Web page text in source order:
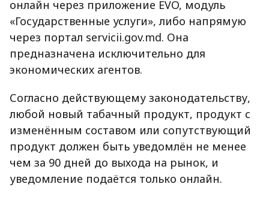
онлайн через приложение EVO, модуль
«Государственные услуги», либо напрямую
через портал servicii.gov.md. Она
предназначена исключительно для
экономических агентов.
Согласно действующему законодательству,
любой новый табачный продукт, продукт с
изменённым составом или сопутствующий
продукт должен быть уведомлён не менее
чем за 90 дней до выхода на рынок, и
уведомление подаётся только онлайн.